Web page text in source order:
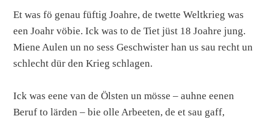
Et was fö genau füftig Joahre, de twette Weltkrieg was
een Joahr vöbie. Ick was to de Tiet jüst 18 Joahre jung.
Miene Aulen un no sess Geschwister han us sau recht un
schlecht dür den Krieg schlagen.
Ick was eene van de Ölsten un mösse – auhne eenen
Beruf to lärden – bie olle Arbeeten, de et sau gaff,